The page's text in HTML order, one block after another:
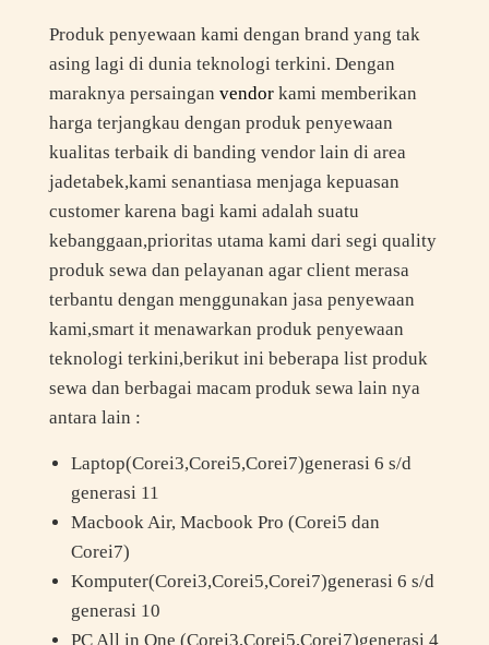
Produk penyewaan kami dengan brand yang tak
asing lagi di dunia teknologi terkini. Dengan
maraknya persaingan vendor kami memberikan
harga terjangkau dengan produk penyewaan
kualitas terbaik di banding vendor lain di area
jadetabek,kami senantiasa menjaga kepuasan
customer karena bagi kami adalah suatu
kebanggaan,prioritas utama kami dari segi quality
produk sewa dan pelayanan agar client merasa
terbantu dengan menggunakan jasa penyewaan
kami,smart it menawarkan produk penyewaan
teknologi terkini,berikut ini beberapa list produk
sewa dan berbagai macam produk sewa lain nya
antara lain :
Laptop(Corei3,Corei5,Corei7)generasi 6 s/d
generasi 11
Macbook Air, Macbook Pro (Corei5 dan
Corei7)
Komputer(Corei3,Corei5,Corei7)generasi 6 s/d
generasi 10
PC All in One (Corei3,Corei5,Corei7)generasi 4